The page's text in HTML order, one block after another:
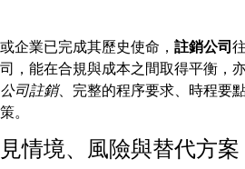
企業已完成其歷史使命， 註銷公司
，能在合規與成本之間取得平衡，
公司註銷、完整的程序要求、時程要
。
情境、風險與替代方案